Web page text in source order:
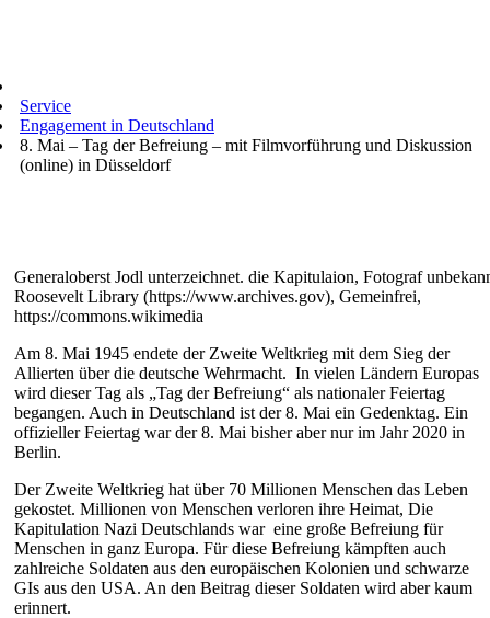
Service
Engagement in Deutschland
8. Mai – Tag der Befreiung – mit Filmvorführung und Diskussion
(online) in Düsseldorf
Generaloberst Jodl unterzeichnet. die Kapitulaion, Fotograf
Roosevelt Library (https://www.archives.gov), Gemeinfrei,
https://commons.wikimedia
Am 8. Mai 1945 endete der Zweite Weltkrieg mit dem Sieg der
Allierten über die deutsche Wehrmacht. In vielen Ländern Europas
wird dieser Tag als „Tag der Befreiung“ als nationaler Feiertag
begangen. Auch in Deutschland ist der 8. Mai ein Gedenktag. Ein
offizieller Feiertag war der 8. Mai bisher aber nur im Jahr 2020 in
Berlin.
Der Zweite Weltkrieg hat über 70 Millionen Menschen das Leben
gekostet. Millionen von Menschen verloren ihre Heimat, Die
Kapitulation Nazi Deutschlands war eine große Befreiung für
Menschen in ganz Europa. Für diese Befreiung kämpften auch
zahlreiche Soldaten aus den europäischen Kolonien und schwarze
GIs aus den USA. An den Beitrag dieser Soldaten wird aber kaum
erinnert.